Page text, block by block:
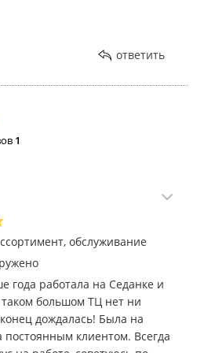
ответить
1
обслуживание
года работала на Седанке и
большом ТЦ нет ни
дождалась! Была на
постоянным клиентом. Всегда